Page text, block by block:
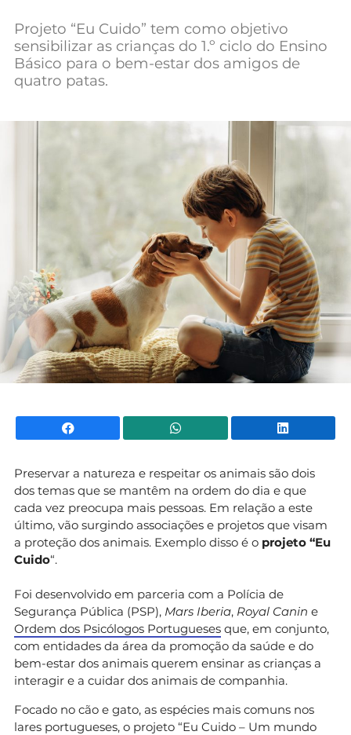
Negócios
Mundial 2026
Projeto “Eu Cuido” tem como objetivo
sensibilizar as crianças do 1.º ciclo do Ensino
Básico para o bem-estar dos amigos de
quatro patas.
Facebook WhatsApp
Preservar a natureza e respeitar os animais são dois
dos temas que se mantêm na ordem do dia e que
cada vez preocupa mais pessoas. Em relação a este
último, vão surgindo associações e projetos que visam
a proteção dos animais. Exemplo disso é o projeto “Eu
Cuido“.
Foi desenvolvido em parceria com a Polícia de
Segurança Pública (PSP), Mars Iberia, Royal Canin e
Ordem dos Psicólogos Portugueses que, em conjunto,
com entidades da área da promoção da saúde e do
bem-estar dos animais querem ensinar as crianças a
interagir e a cuidar dos animais de companhia.
Focado no cão e gato, as espécies mais comuns nos
lares portugueses, o projeto “Eu Cuido – Um mundo